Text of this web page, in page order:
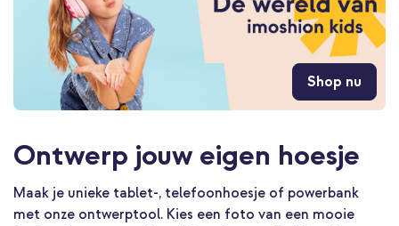
Shop nu
Ontwerp jouw eigen hoesje
Maak je unieke tablet-, telefoonhoesje of powerbank
met onze ontwerptool. Kies een foto van een mooie